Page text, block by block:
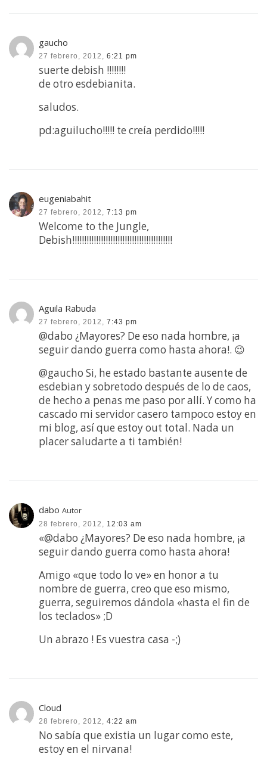
gaucho
27 febrero, 2012, 6:21 pm
suerte debish !!!!!!!!
de otro esdebianita.
saludos.
pd:aguilucho!!!!! te creía perdido!!!!!
eugeniabahit
27 febrero, 2012, 7:13 pm
Welcome to the Jungle,
Debish!!!!!!!!!!!!!!!!!!!!!!!!!!!!!!!!!!!!!!!!!!
Aguila Rabuda
27 febrero, 2012, 7:43 pm
@dabo ¿Mayores? De eso nada hombre, ¡a
seguir dando guerra como hasta ahora!. 😉
@gaucho Si, he estado bastante ausente de
esdebian y sobretodo después de lo de caos,
de hecho a penas me paso por allí. Y como ha
cascado mi servidor casero tampoco estoy en
mi blog, así que estoy out total. Nada un
placer saludarte a ti también!
dabo Autor
28 febrero, 2012, 12:03 am
«@dabo ¿Mayores? De eso nada hombre, ¡a
seguir dando guerra como hasta ahora!
Amigo «que todo lo ve» en honor a tu
nombre de guerra, creo que eso mismo,
guerra, seguiremos dándola «hasta el fin de
los teclados» ;D
Un abrazo ! Es vuestra casa -;)
Cloud
28 febrero, 2012, 4:22 am
No sabía que existia un lugar como este,
estoy en el nirvana!